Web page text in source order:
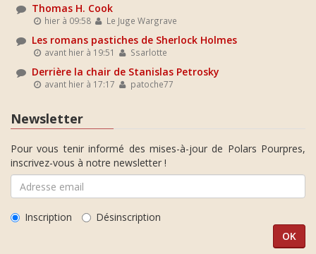
Thomas H. Cook
hier à 09:58 Le Juge Wargrave
Les romans pastiches de Sherlock Holmes
avant hier à 19:51 Ssarlotte
Derrière la chair de Stanislas Petrosky
avant hier à 17:17 patoche77
Newsletter
Pour vous tenir informé des mises-à-jour de Polars Pourpres,
inscrivez-vous à notre newsletter !
Inscription Désinscription